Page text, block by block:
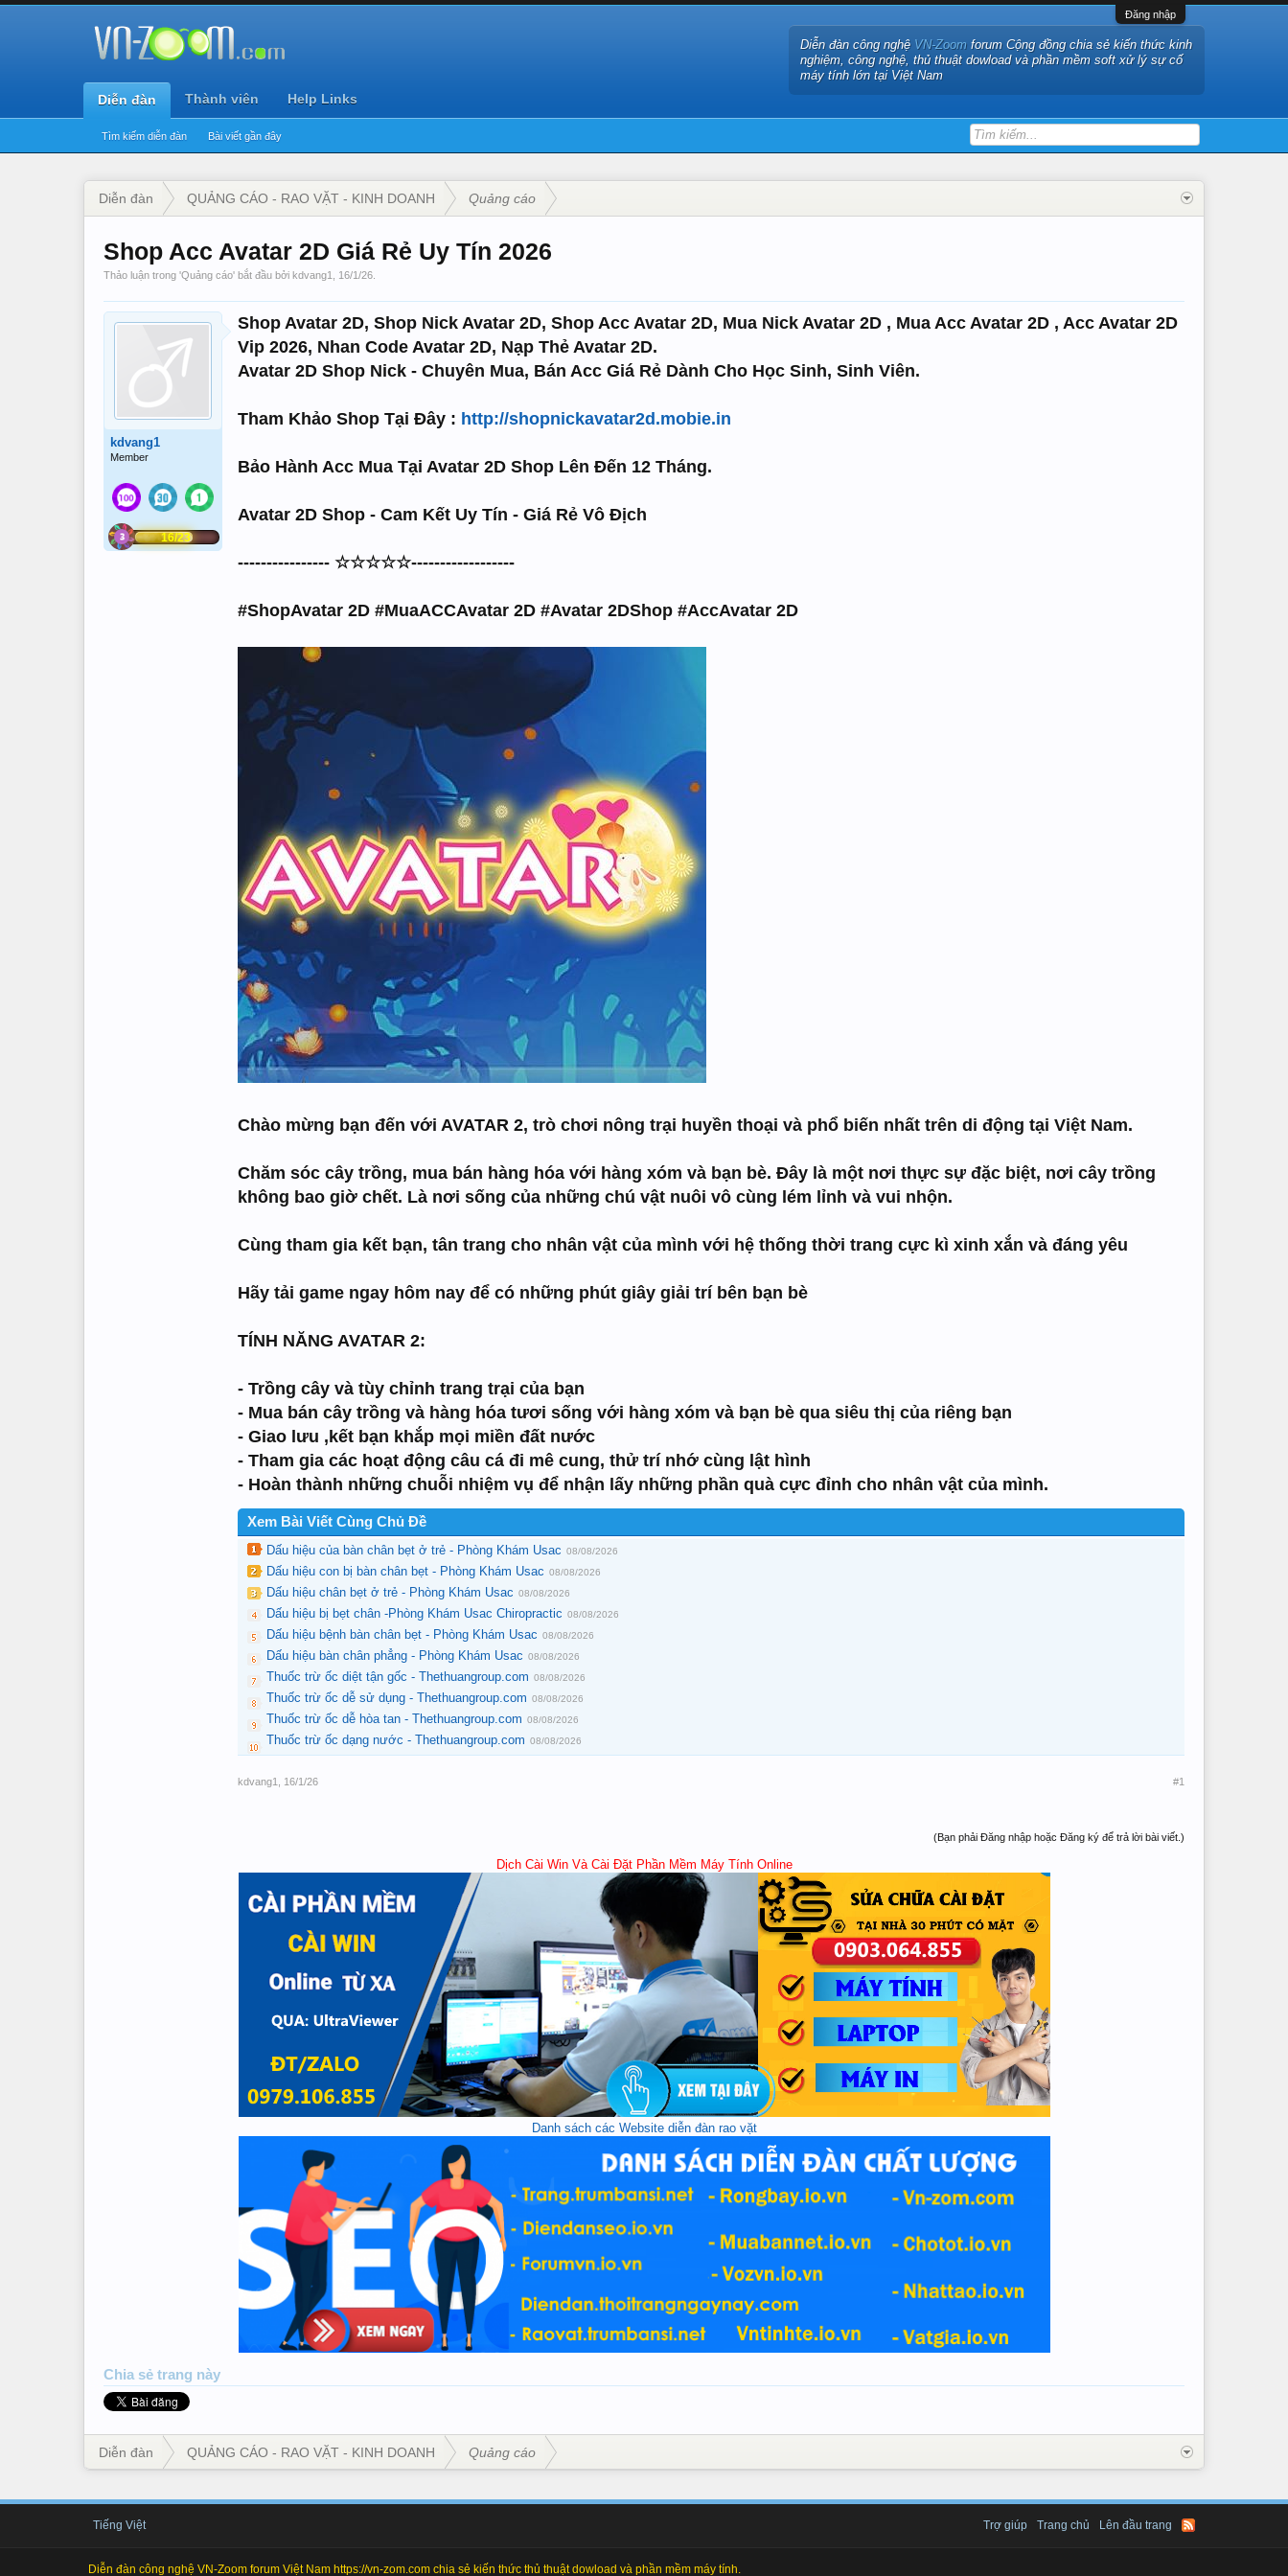
Đăng nhập
Diễn đàn công nghệ VN-Zoom forum Cộng đồng chia sẻ kiến thức kinh
nghiệm, công nghệ, thủ thuật dowload và phần mềm soft xử lý sự cố
máy tính lớn tại Việt Nam
Diễn đàn
Tìm kiếm diễn đàn Bài viết gần đây
Thành viên Help Links
Diễn đàn QUẢNG CÁO - RAO VẶT - KINH DOANH Quảng cáo
Shop Acc Avatar 2D Giá Rẻ Uy Tín 2026
Thảo luận trong 'Quảng cáo' bắt đầu bởi kdvang1 16/1/26
kdvang1
Member
16/23
Shop Avatar 2D, Shop Nick Avatar 2D, Shop Acc Avatar 2D, Mua Nick Avatar 2D , Mua Acc Avatar 2D , Acc Avatar 2D
Vip 2026, Nhan Code Avatar 2D, Nạp Thẻ Avatar 2D.
Avatar 2D Shop Nick - Chuyên Mua, Bán Acc Giá Rẻ Dành Cho Học Sinh, Sinh Viên.
Tham Khảo Shop Tại Đây : http://shopnickavatar2d.mobie.in
Bảo Hành Acc Mua Tại Avatar 2D Shop Lên Đến 12 Tháng.
Avatar 2D Shop - Cam Kết Uy Tín - Giá Rẻ Vô Địch
---------------- ☆☆☆☆☆------------------
#ShopAvatar 2D #MuaACCAvatar 2D #Avatar 2DShop #AccAvatar 2D
Chào mừng bạn đến với AVATAR 2, trò chơi nông trại huyền thoại và phổ biến nhất trên di động tại Việt Nam.
Chăm sóc cây trồng, mua bán hàng hóa với hàng xóm và bạn bè. Đây là một nơi thực sự đặc biệt, nơi cây trồng
không bao giờ chết. Là nơi sống của những chú vật nuôi vô cùng lém lỉnh và vui nhộn.
Cùng tham gia kết bạn, tân trang cho nhân vật của mình với hệ thống thời trang cực kì xinh xắn và đáng yêu
Hãy tải game ngay hôm nay để có những phút giây giải trí bên bạn bè
TÍNH NĂNG AVATAR 2:
- Trồng cây và tùy chỉnh trang trại của bạn
- Mua bán cây trồng và hàng hóa tươi sống với hàng xóm và bạn bè qua siêu thị của riêng bạn
- Giao lưu ,kết bạn khắp mọi miền đất nước
- Tham gia các hoạt động câu cá đi mê cung, thử trí nhớ cùng lật hình
- Hoàn thành những chuỗi nhiệm vụ để nhận lấy những phần quà cực đỉnh cho nhân vật của mình.
Xem Bài Viết Cùng Chủ Đề
Dấu hiệu của bàn chân bẹt ở trẻ - Phòng Khám Usac 08/08/2026
Dấu hiệu con bị bàn chân bẹt - Phòng Khám Usac 08/08/2026
Dấu hiệu chân bẹt ở trẻ - Phòng Khám Usac 08/08/2026
Dấu hiệu bị bẹt chân -Phòng Khám Usac Chiropractic 08/08/2026
Dấu hiệu bệnh bàn chân bẹt - Phòng Khám Usac 08/08/2026
Dấu hiệu bàn chân phẳng - Phòng Khám Usac 08/08/2026
Thuốc trừ ốc diệt tận gốc - Thethuangroup.com 08/08/2026
Thuốc trừ ốc dễ sử dụng - Thethuangroup.com 08/08/2026
Thuốc trừ ốc dễ hòa tan - Thethuangroup.com 08/08/2026
Thuốc trừ ốc dạng nước - Thethuangroup.com 08/08/2026
kdvang1 16/1/26 #1
(Bạn phải Đăng nhập hoặc Đăng ký để trả lời bài viết.)
Dịch Cài Win Và Cài Đặt Phần Mềm Máy Tính Online
Danh sách các Website diễn đàn rao vặt
Chia sẻ trang này
Diễn đàn QUẢNG CÁO - RAO VẶT - KINH DOANH Quảng cáo
Tiếng Việt Trợ giúp Trang chủ Lên đầu trang
Diễn đàn công nghệ VN-Zoom forum Việt Nam https://vn-zom.com chia sẻ kiến thức thủ thuật dowload và phần mềm máy tính.